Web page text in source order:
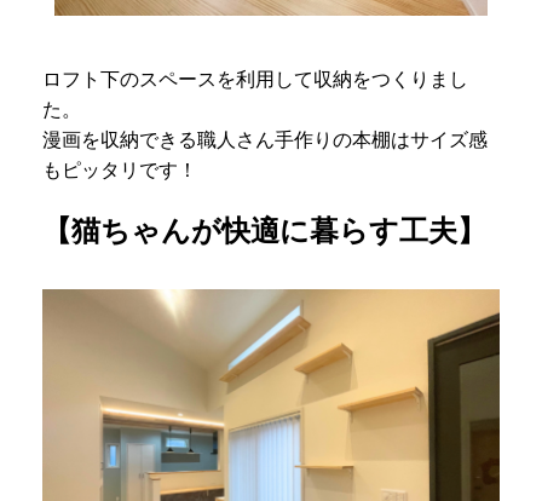
ロフト下のスペースを利用して収納をつくりまし
た。
漫画を収納できる職人さん手作りの本棚はサイズ感
もピッタリです！
【猫ちゃんが快適に暮らす工夫】